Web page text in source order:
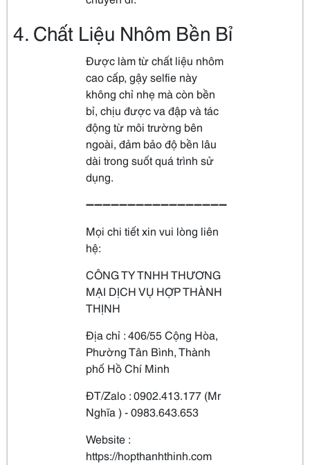
4. Chất Liệu Nhôm Bền Bỉ
Được làm từ chất liệu nhôm
cao cấp, gậy selfie này
không chỉ nhẹ mà còn bền
bỉ, chịu được va đập và tác
động từ môi trường bên
ngoài, đảm bảo độ bền lâu
dài trong suốt quá trình sử
dụng.
➖➖➖➖➖➖➖➖➖➖➖➖➖➖➖➖➖
Mọi chi tiết xin vui lòng liên
hệ:
CÔNG TY TNHH THƯƠNG
MẠI DỊCH VỤ HỢP THÀNH
THỊNH
Địa chỉ : 406/55 Cộng Hòa,
Phường Tân Bình, Thành
phố Hồ Chí Minh
ĐT/Zalo : 0902.413.177 (Mr
Nghĩa ) - 0983.643.653
Website :
https://hopthanhthinh.com